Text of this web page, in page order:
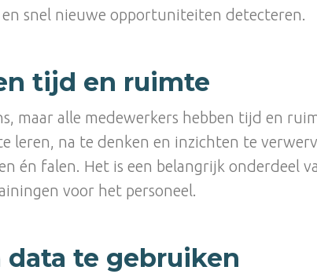
snel nieuwe opportuniteiten detecteren.
tijd en ruimte
maar alle medewerkers hebben tijd en
leren, na te denken en inzichten te
én falen. Het is een belangrijk onderdeel
voor het personeel.
data te gebruiken